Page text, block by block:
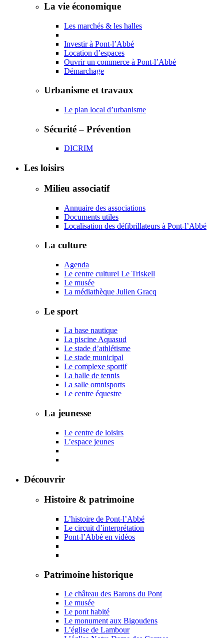
La vie économique
Les marchés & les halles
Investir à Pont-l’Abbé
Location d’espaces
Ouvrir un commerce à Pont-l’Abbé
Démarchage
Urbanisme et travaux
Le plan local d’urbanisme
Sécurité – Prévention
DICRIM
Les loisirs
Milieu associatif
Annuaire des associations
Documents utiles
Localisation des défibrillateurs à Pont-l’Abbé
La culture
Agenda
Le centre culturel Le Triskell
Le musée
La médiathèque Julien Gracq
Le sport
La base nautique
La piscine Aquasud
Le stade d’athlétisme
Le stade municipal
Le complexe sportif
La halle de tennis
La salle omnisports
Le centre équestre
La jeunesse
Le centre de loisirs
L’espace jeunes
Découvrir
Histoire & patrimoine
L’histoire de Pont-l’Abbé
Le circuit d’interprétation
Pont-l’Abbé en vidéos
Patrimoine historique
Le château des Barons du Pont
Le musée
Le pont habité
Le monument aux Bigoudens
L’église de Lambour